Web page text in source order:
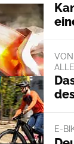
VON
E-